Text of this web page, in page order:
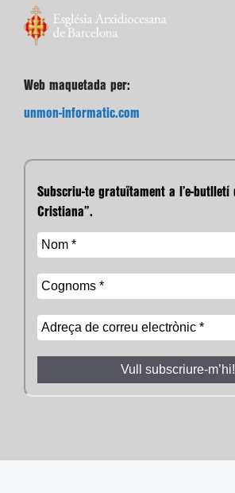
Web maquetada per:
unmon-informatic.com
Subscriu-te gratuïtament a l’e-butlletí
Cristiana”.